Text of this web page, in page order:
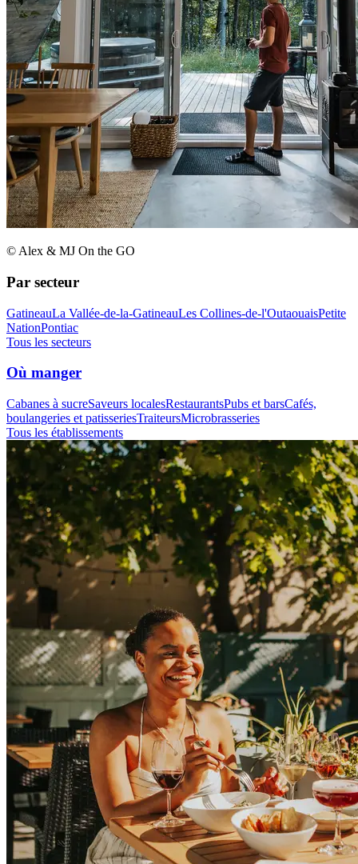
© Alex & MJ On the GO
Par secteur
GatineauLa Vallée-de-la-GatineauLes Collines-de-l'OutaouaisPetite
NationPontiac
Tous les secteurs
Où manger
Cabanes à sucreSaveurs localesRestaurantsPubs et barsCafés,
boulangeries et patisseriesTraiteursMicrobrasseries
Tous les établissements